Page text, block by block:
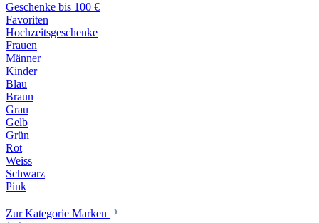
Geschenke bis 100 €
Favoriten
Hochzeitsgeschenke
Frauen
Männer
Kinder
Blau
Braun
Grau
Gelb
Grün
Rot
Weiss
Schwarz
Pink
Zur Kategorie Marken